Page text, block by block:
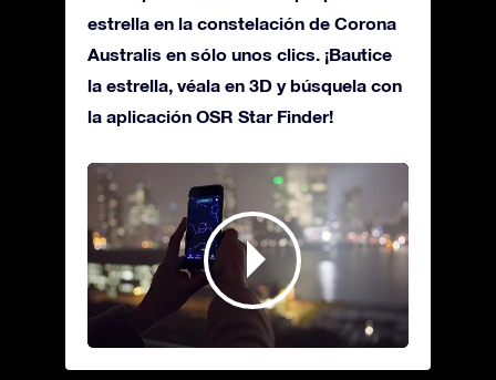
estrella en la constelación de Corona
Australis en sólo unos clics. ¡Bautice
la estrella, véala en 3D y búsquela con
la aplicación OSR Star Finder!